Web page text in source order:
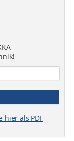
hier als PDF